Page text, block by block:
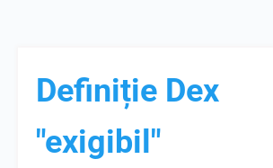
Definiție Dex
"exigibil"